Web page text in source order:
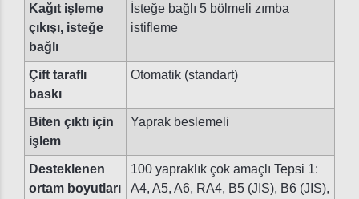
Kağıt işleme
çıkışı, isteğe
bağlı
İsteğe bağlı 5 bölmeli zımba
istifleme
Çift taraflı
baskı
Otomatik (standart)
Biten çıktı için
işlem
Yaprak beslemeli
Desteklenen
ortam boyutları
100 yapraklık çok amaçlı Tepsi 1:
A4, A5, A6, RA4, B5 (JIS), B6 (JIS),